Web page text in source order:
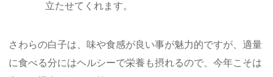
立たせてくれます。
さわらの白子は、味や食感が良い事が魅力的ですが、適量
に食べる分にはヘルシーで栄養も摂れるので、今年こそは